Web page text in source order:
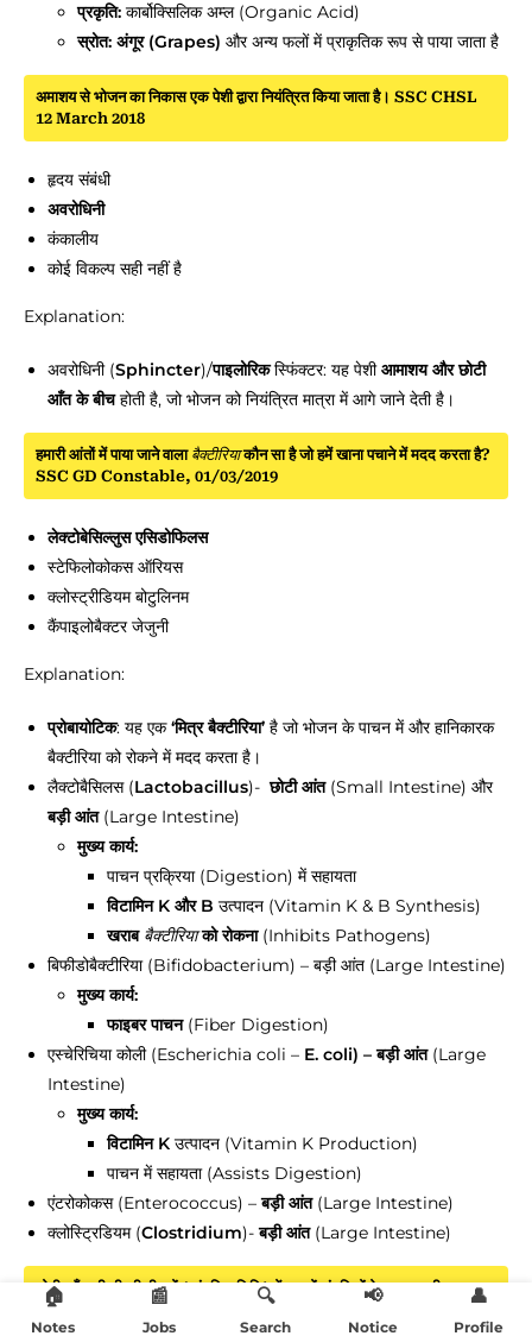
प्रकृति: कार्बोक्सिलिक अम्ल (Organic Acid)
स्रोत: अंगूर (Grapes) और अन्य फलों में प्राकृतिक रूप से पाया जाता है
अमाशय से भोजन का निकास एक पेशी द्वारा नियंत्रित किया जाता है। SSC CHSL
12 March 2018
हृदय संबंधी
अवरोधिनी
कंकालीय
कोई विकल्प सही नहीं है
Explanation:
अवरोधिनी (Sphincter)/पाइलोरिकस्फिंक्टर: यह पेशीआमाशय और छोटी
आँत के बीचहोती है, जो भोजन को नियंत्रित मात्रा में आगे जाने देती है।
हमारी आंतों में पाया जाने वाला बैक्टीरियाकौन सा है जो हमें खाना पचाने में मदद करता है?
SSC GD Constable, 01/03/2019
लेक्टोबेसिल्लुस एसिडोफिलस
स्टेफिलोकोकस ऑरियस
क्लोस्ट्रीडियम बोटुलिनम
कैंपाइलोबैक्टर जेजुनी
Explanation:
प्रोबायोटिक: यह एक‘मित्र बैक्टीरिया’ है जो भोजन के पाचन में और हानिकारक
बैक्टीरिया को रोकने में मदद करता है।
लैक्टोबैसिलस (Lactobacillus)-छोटी आंत(Small Intestine) और
बड़ी आंत(Large Intestine)
मुख्य कार्य:
पाचन प्रक्रिया (Digestion) में सहायता
विटामिन K और B उत्पादन (Vitamin K & B Synthesis)
खराब बैक्टीरियाको रोकना(Inhibits Pathogens)
बिफीडोबैक्टीरिया (Bifidobacterium) – बड़ी आंत (Large Intestine)
मुख्य कार्य:
फाइबर पाचन(Fiber Digestion)
एस्चेरिचिया कोली (Escherichia coli – E. coli) – बड़ी आंत(Large
Intestine)
मुख्य कार्य:
विटामिन K उत्पादन (Vitamin K Production)
पाचन में सहायता (Assists Digestion)
एंटरोकोकस (Enterococcus) –बड़ी आंत(Large Intestine)
क्लोस्ट्रिडियम (Clostridium)-बड़ी आंत(Large Intestine)
छोटी आँत की भीतरी दीवारों (आंतरिक भित्ति) में हजारों अंगुलियों के आकार की
अधोसंरचनाएं पाई जाती हैं- SSC CHSL, 14.10.2020
🏠
Notes
📰
Jobs
🔍
Search
📢
Notice
👤
Profile